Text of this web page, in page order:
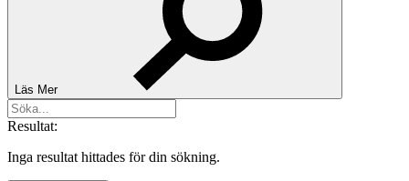
Läs Mer
Resultat:
Inga resultat hittades för din sökning.